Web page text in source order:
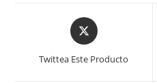
Twittea Este Producto